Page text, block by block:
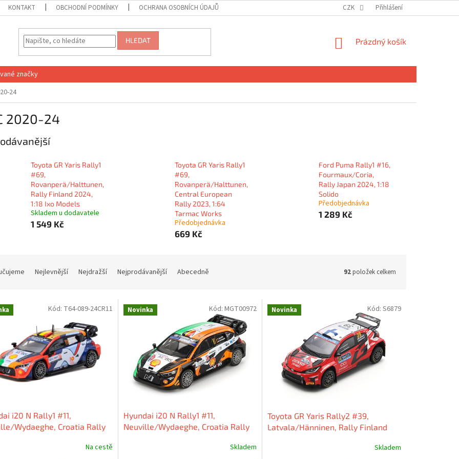
KONTAKT OBCHODNÍ PODMÍNKY OCHRANA OSOBNÍCH ÚDAJŮ CZK Přihlášení
HLEDAT
NÁKUPNÍ
Prázdný košík
značky
24
2020-24
Toyota GR Yaris Rally1
#69,
Rovanperä/Halttunen,
Rally Finland 2024,
1:18 Ixo Models
Skladem u dodavatele
1 549 Kč
Toyota GR Yaris Rally1
#69,
Rovanperä/Halttunen,
Central European
Rally 2023, 1:64
Tarmac Works
Předobjednávka
669 Kč
Ford Puma Rally1 #16,
Fourmaux/Coria,
Rally Japan 2024, 1:18
Solido
Předobjednávka
1 289 Kč
Nejlevnější Nejdražší Nejprodávanější Abecedně 92položek celkem
i20 N Rally1 #11,
Wydaeghe, Croatia Rally
Na cestě
Kód: T64-089-24CR11 Novinka
Hyundai i20 N Rally1 #11,
Neuville/Wydaeghe, Croatia Rally
Skladem
Kód: MGT00972 Novinka
Toyota GR Yaris Rally2 #39,
Latvala/Hänninen, Rally Finland
Skladem
Kód: S6879